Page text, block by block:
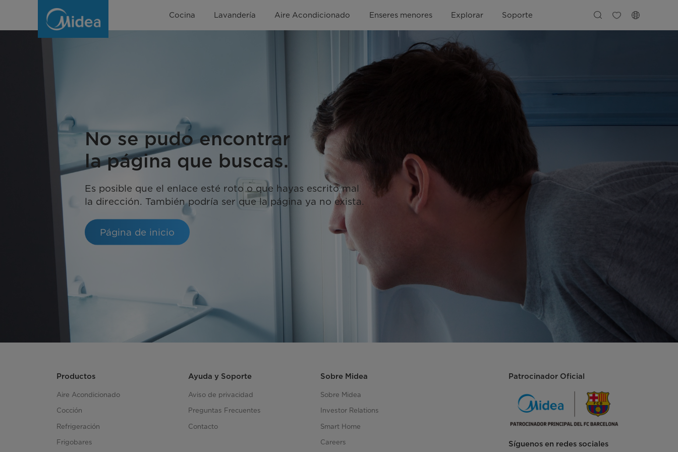
page
Cocina Lavandería Aire Acondicionado Enseres menores Explorar Soporte
No se pudo encontrar
la página que buscas.
Es posible que el enlace esté roto o que hayas escrito mal
la dirección. También podría ser que la página ya no exista.
Página de inicio
Productos
Aire Acondicionado
Cocción
Refrigeración
Frigobares
Ayuda y Soporte
Aviso de privacidad
Preguntas Frecuentes
Contacto
Sobre Midea
Sobre Midea
Investor Relations
Smart Home
Careers
Patrocinador Oficial
Síguenos en redes sociales